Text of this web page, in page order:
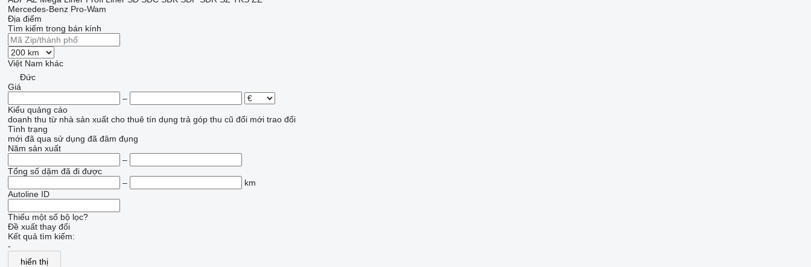
Mercedes-Benz Pro-Wam
Địa điểm
Tìm kiếm trong bán kính
Việt Nam khác
Đức
Giá
–
Kiểu quảng cáo
doanh thu từ nhà sản xuất cho thuê tín dụng trả góp thu cũ đổi mới trao đổi
Tình trạng
mới đã qua sử dụng đã đâm đụng
Năm sản xuất
–
Tổng số dặm đã đi được
–
km
Autoline ID
Thiếu một số bộ lọc?
Đề xuất thay đổi
Kết quả tìm kiếm:
-
hiển thị